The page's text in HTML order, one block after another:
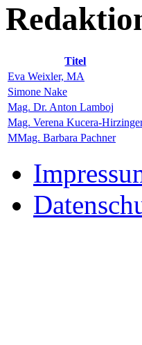
Titel
Eva Weixler, MA
Simone Nake
Mag. Dr. Anton Lamboj
Mag. Verena Kucera-
MMag. Barbara Pachner